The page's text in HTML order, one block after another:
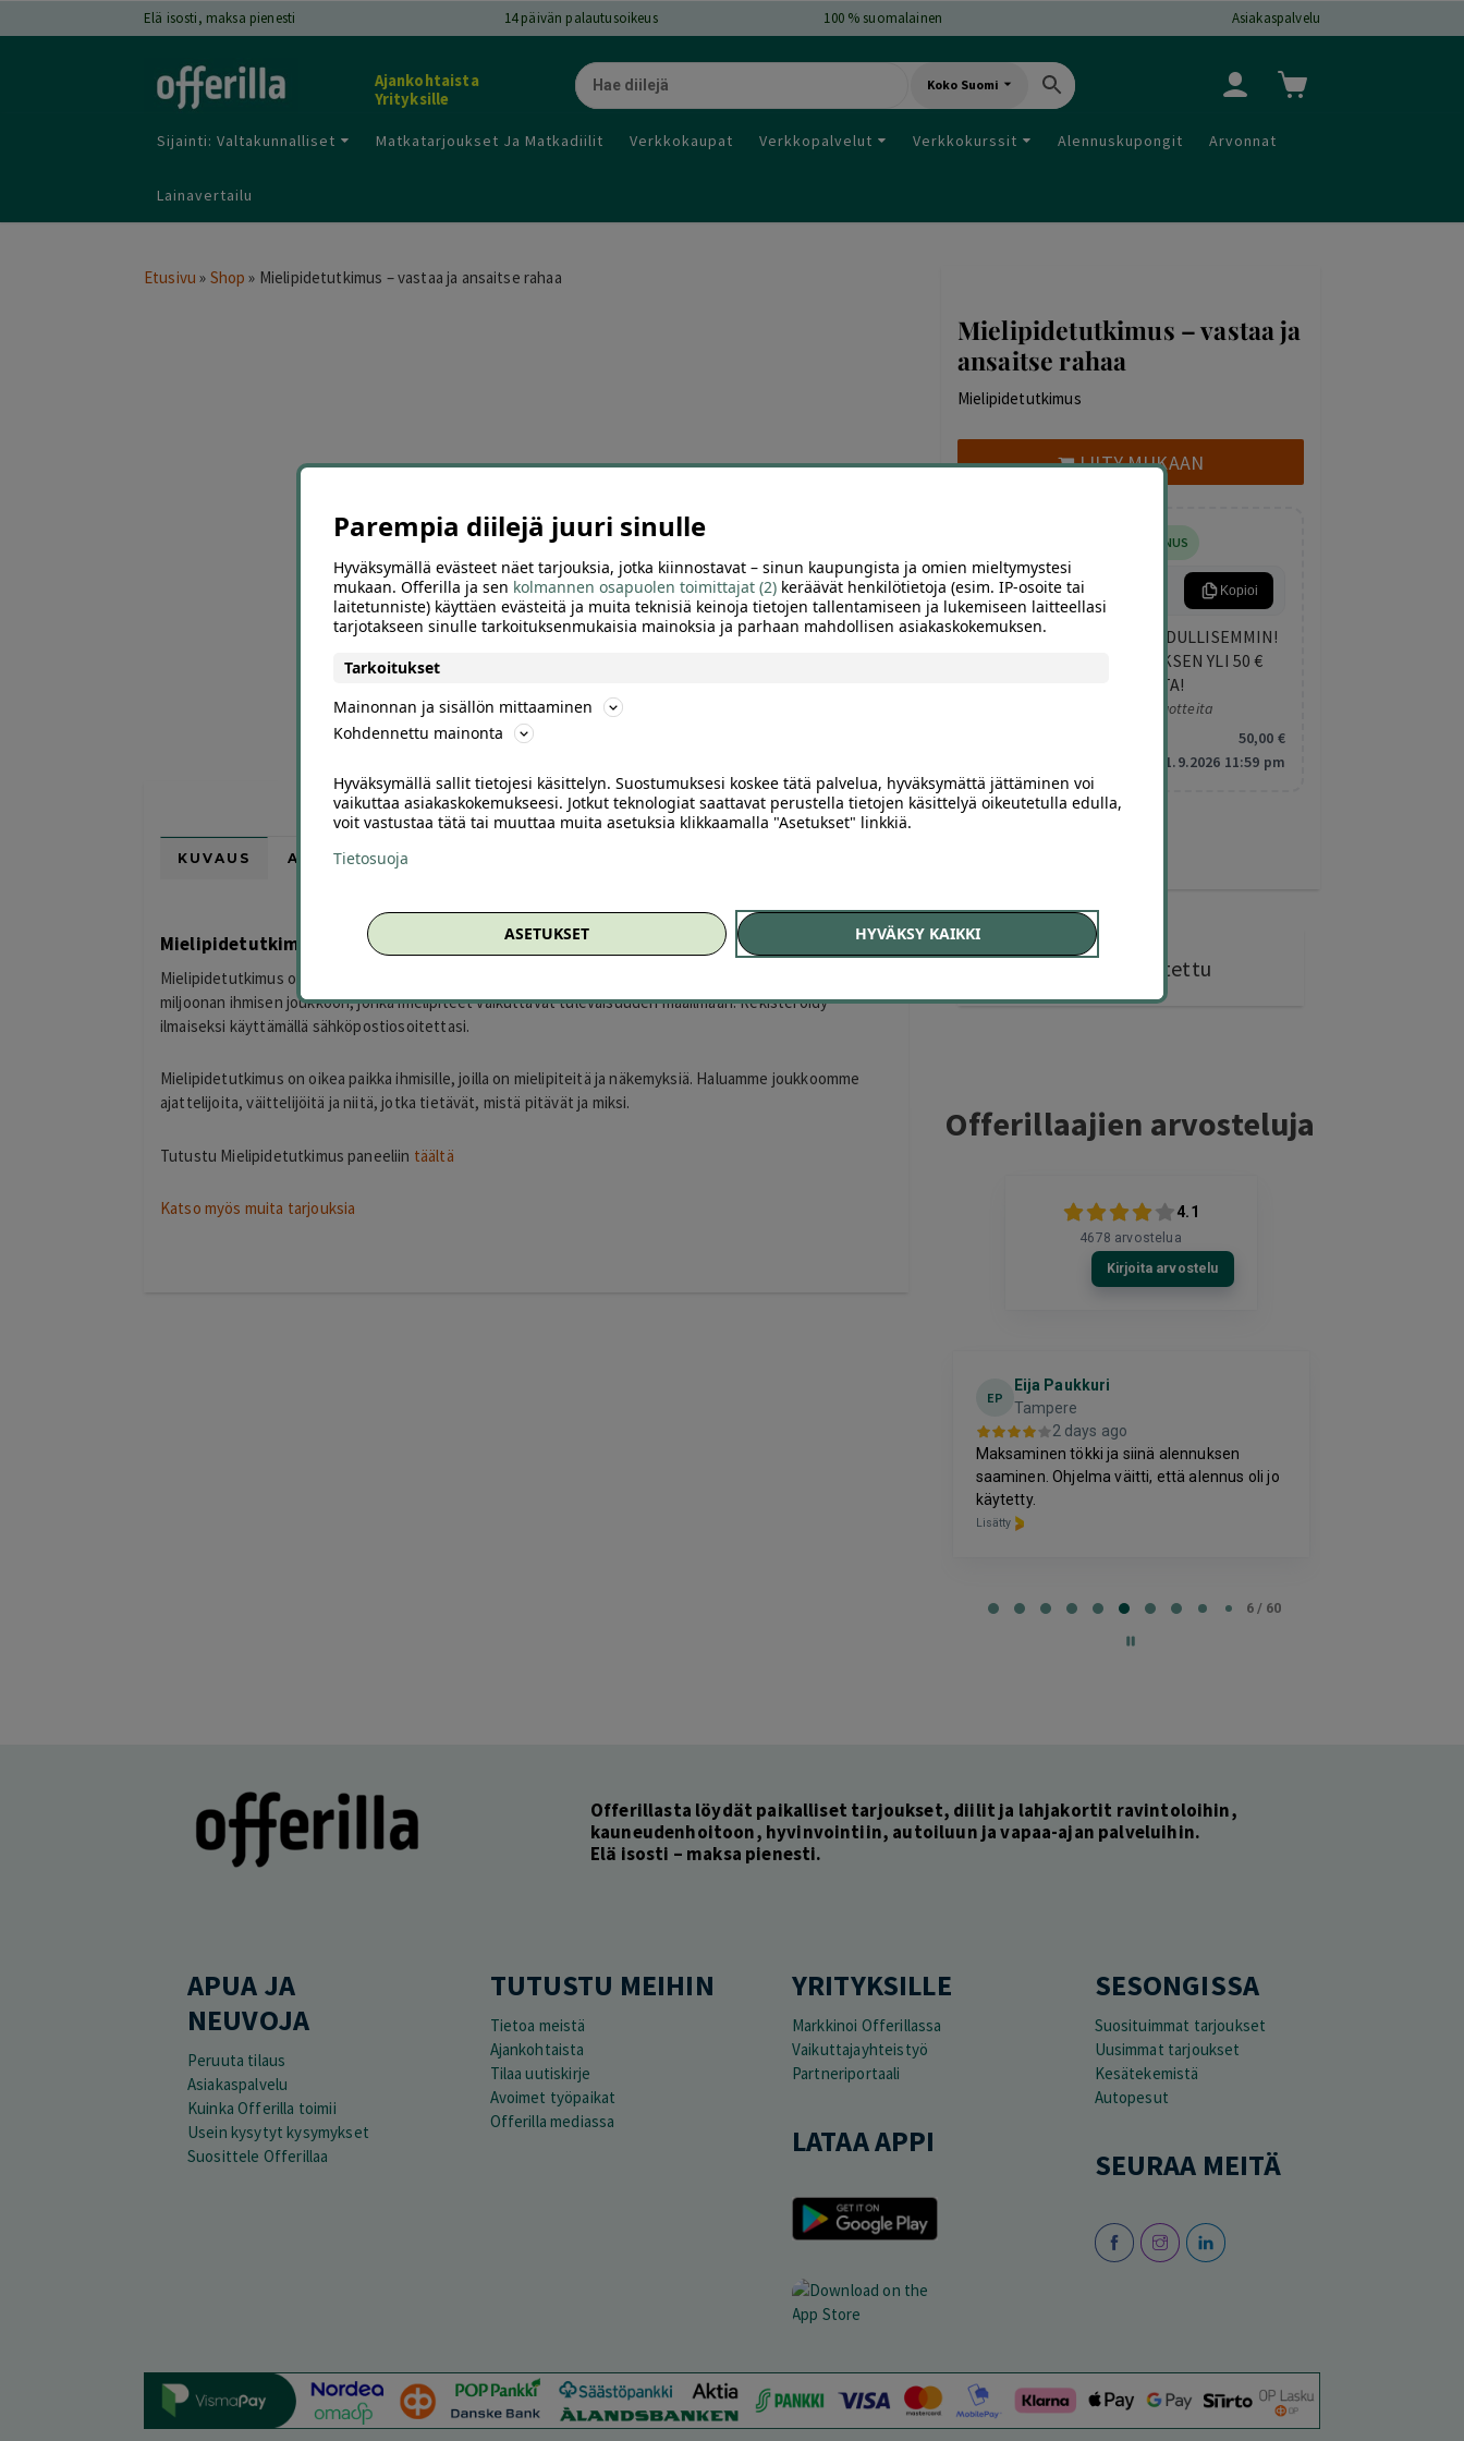
Elä isosti, maksa pienesti 14päivän palautusoikeus 100 % suomalainen Asiakaspalvelu
Ajankohtaista
Yrityksille
Koko Suomi
Sijainti: Valtakunnalliset Matkatarjoukset Ja Matkadiilit Verkkokaupat Verkkopalvelut Verkkokurssit Alennuskupongit Arvonnat
Lainavertailu
Etusivu » Shop » Mielipidetutkimus – vastaa ja ansaitse rahaa
KUVAUS ARVIOT (0)
Mielipidetutkimus – vastaa ja ansaitse rahaa
Mielipidetutkimus on paneeli, johon rekisteröitymällä voit vastata kysymyksiin ja ansaita rahaa. Liity 1,5
miljoonan ihmisen joukkoon, jonka mielipiteet vaikuttavat tulevaisuuden maailmaan. Rekisteröidy
ilmaiseksi käyttämällä sähköpostiosoitettasi.
Mielipidetutkimus on oikea paikka ihmisille, joilla on mielipiteitä ja näkemyksiä. Haluamme joukkoomme
ajattelijoita, väittelijöitä ja niitä, jotka tietävät, mistä pitävät ja miksi.
Tutustu Mielipidetutkimus paneeliin täältä
Katso myös muita tarjouksia
Mielipidetutkimus – vastaa ja
ansaitse rahaa
Mielipidetutkimus
LIITY MUKAAN
LISÄALENNUS
KESA5 Kopioi
NAPPAA KESÄN DIILIT EDULLISEMMIN!
SAAT 5 € LISÄALENNUKSEN YLI 50 €
OSTOKSESTA!
Koskee valittuja tuotteita
50,00 €
1.9.2026 11:59 pm
ostettu
Offerillaajien arvosteluja
4.1
4678 arvostelua
Kirjoita arvostelu
K
Kirill
2 days ago
-
7 / 60
Offerillasta löydät paikalliset tarjoukset, diilit ja lahjakortit ravintoloihin,
kauneudenhoitoon, hyvinvointiin, autoiluun ja vapaa-ajan palveluihin.
Elä isosti – maksa pienesti.
APUA JA
NEUVOJA
Peruuta tilaus
Asiakaspalvelu
Kuinka Offerilla toimii
Usein kysytyt kysymykset
Suosittele Offerillaa
TUTUSTU MEIHIN
Tietoa meistä
Ajankohtaista
Tilaa uutiskirje
Avoimet työpaikat
Offerilla mediassa
YRITYKSILLE
Markkinoi Offerillassa
Vaikuttajayhteistyö
Partneriportaali
LATAA APPI
SESONGISSA
Suosituimmat tarjoukset
Uusimmat tarjoukset
Kesätekemistä
Autopesut
SEURAA MEITÄ
Parempia diilejä juuri sinulle
Hyväksymällä evästeet näet tarjouksia, jotka kiinnostavat – sinun kaupungista ja omien mieltymystesi
mukaan. Offerilla ja sen kolmannen osapuolen toimittajat (2) keräävät henkilötietoja (esim. IP-osoite tai
laitetunniste) käyttäen evästeitä ja muita teknisiä keinoja tietojen tallentamiseen ja lukemiseen laitteellasi
tarjotakseen sinulle tarkoituksenmukaisia mainoksia ja parhaan mahdollisen asiakaskokemuksen.
Tarkoitukset
Mainonnan ja sisällön mittaaminen
Kohdennettu mainonta
Hyväksymällä sallit tietojesi käsittelyn. Suostumuksesi koskee tätä palvelua, hyväksymättä jättäminen voi
vaikuttaa asiakaskokemukseesi. Jotkut teknologiat saattavat perustella tietojen käsittelyä oikeutetulla edulla,
voit vastustaa tätä tai muuttaa muita asetuksia klikkaamalla "Asetukset" linkkiä.
Tietosuoja
ASETUKSET HYVÄKSY KAIKKI